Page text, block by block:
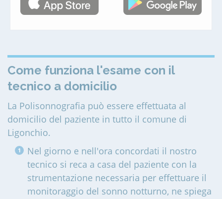
Come funziona l'esame con il
tecnico a domicilio
La Polisonnografia può essere effettuata al
domicilio del paziente in tutto il comune di
Ligonchio.
Nel giorno e nell'ora concordati il nostro
tecnico si reca a casa del paziente con la
strumentazione necessaria per effettuare il
monitoraggio del sonno notturno, ne spiega